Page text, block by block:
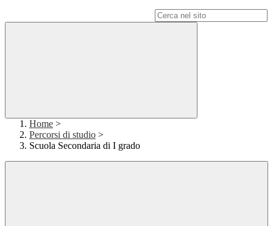
Home >
Percorsi di studio >
Scuola Secondaria di I grado